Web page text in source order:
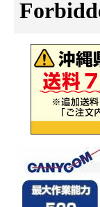
お気に入り一覧
閲覧履歴一覧
農業機械
農業資材